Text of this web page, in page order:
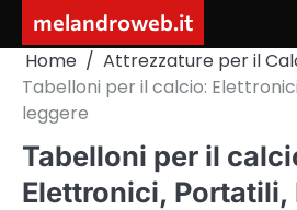
content
melandroweb.it
Home
Attrezzature per il
Tabelloni per il calcio:
leggere
Tabelloni per il
Elettronici, Portatili,